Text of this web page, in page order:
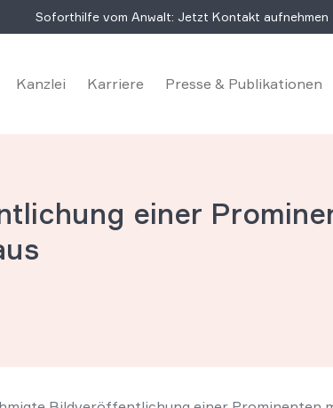
Soforthilfe vom Anwalt: Jetzt Kontakt aufnehmen
Kanzlei Karriere Presse & Publikationen
einer